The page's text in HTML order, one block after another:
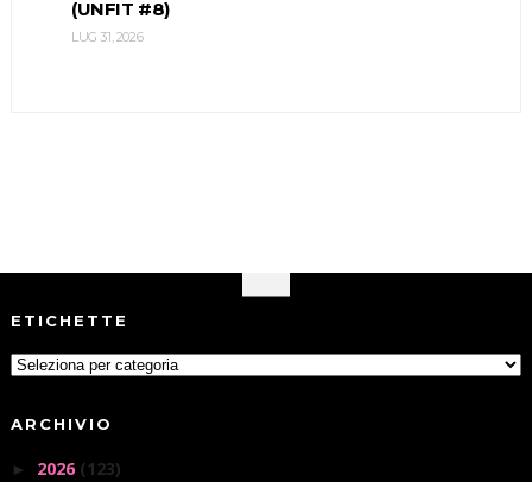
(UNFIT #8)
LUG 31, 2026
ETICHETTE
ARCHIVIO
► 2026 (123)